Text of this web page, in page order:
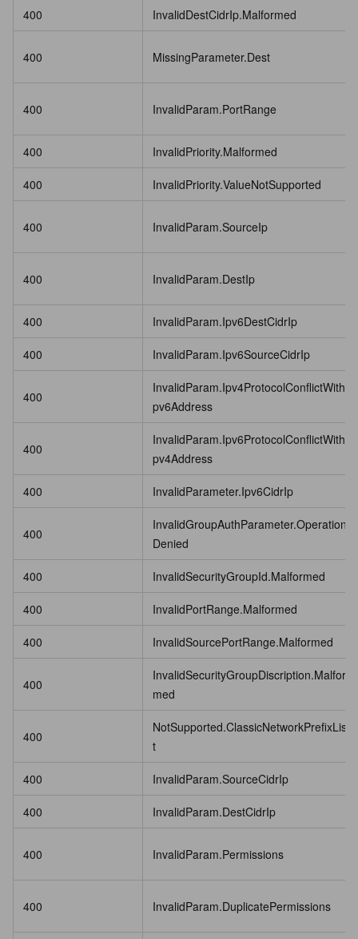
400 InvalidDestCidrIp.Malformed
400 MissingParameter.Dest
400 InvalidParam.PortRange
400 InvalidPriority.Malformed
400 InvalidPriority.ValueNotSupported
400 InvalidParam.SourceIp
400 InvalidParam.DestIp
400 InvalidParam.Ipv6DestCidrIp
400 InvalidParam.Ipv6SourceCidrIp
400
InvalidParam.Ipv4ProtocolConflictWithI
pv6Address
400
InvalidParam.Ipv6ProtocolConflictWithI
pv4Address
400 InvalidParameter.Ipv6CidrIp
400
InvalidGroupAuthParameter.Operation
Denied
400 InvalidSecurityGroupId.Malformed
400 InvalidPortRange.Malformed
400 InvalidSourcePortRange.Malformed
400
InvalidSecurityGroupDiscription.Malfor
med
400
NotSupported.ClassicNetworkPrefixLis
t
400 InvalidParam.SourceCidrIp
400 InvalidParam.DestCidrIp
400 InvalidParam.Permissions
400 InvalidParam.DuplicatePermissions